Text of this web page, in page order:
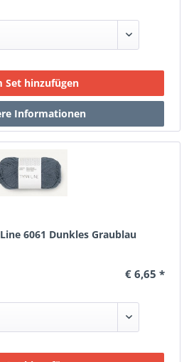
6061 Dunkles Graublau
€ 6,65 *